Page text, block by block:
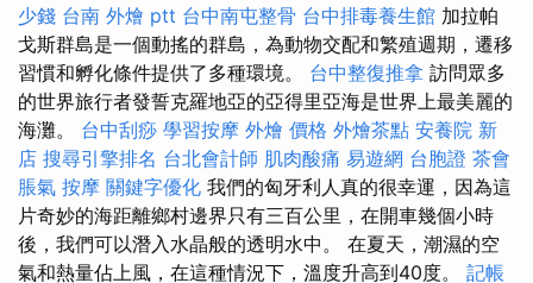
少錢 台南 外燴 ptt 台中南屯整骨 台中排毒養生館 加拉帕
戈斯群島是一個動搖的群島，為動物交配和繁殖週期，遷移
習慣和孵化條件提供了多種環境。 台中整復推拿 訪問眾多
的世界旅行者發誓克羅地亞的亞得里亞海是世界上最美麗的
海灘。 台中刮痧 學習按摩 外燴 價格 外燴茶點 安養院 新
店 搜尋引擎排名 台北會計師 肌肉酸痛 易遊網 台胞證 茶會
脹氣 按摩 關鍵字優化 我們的匈牙利人真的很幸運，因為這
片奇妙的海距離鄉村邊界只有三百公里，在開車幾個小時
後，我們可以潛入水晶般的透明水中。 在夏天，潮濕的空
氣和熱量佔上風，在這種情況下，溫度升高到40度。 記帳